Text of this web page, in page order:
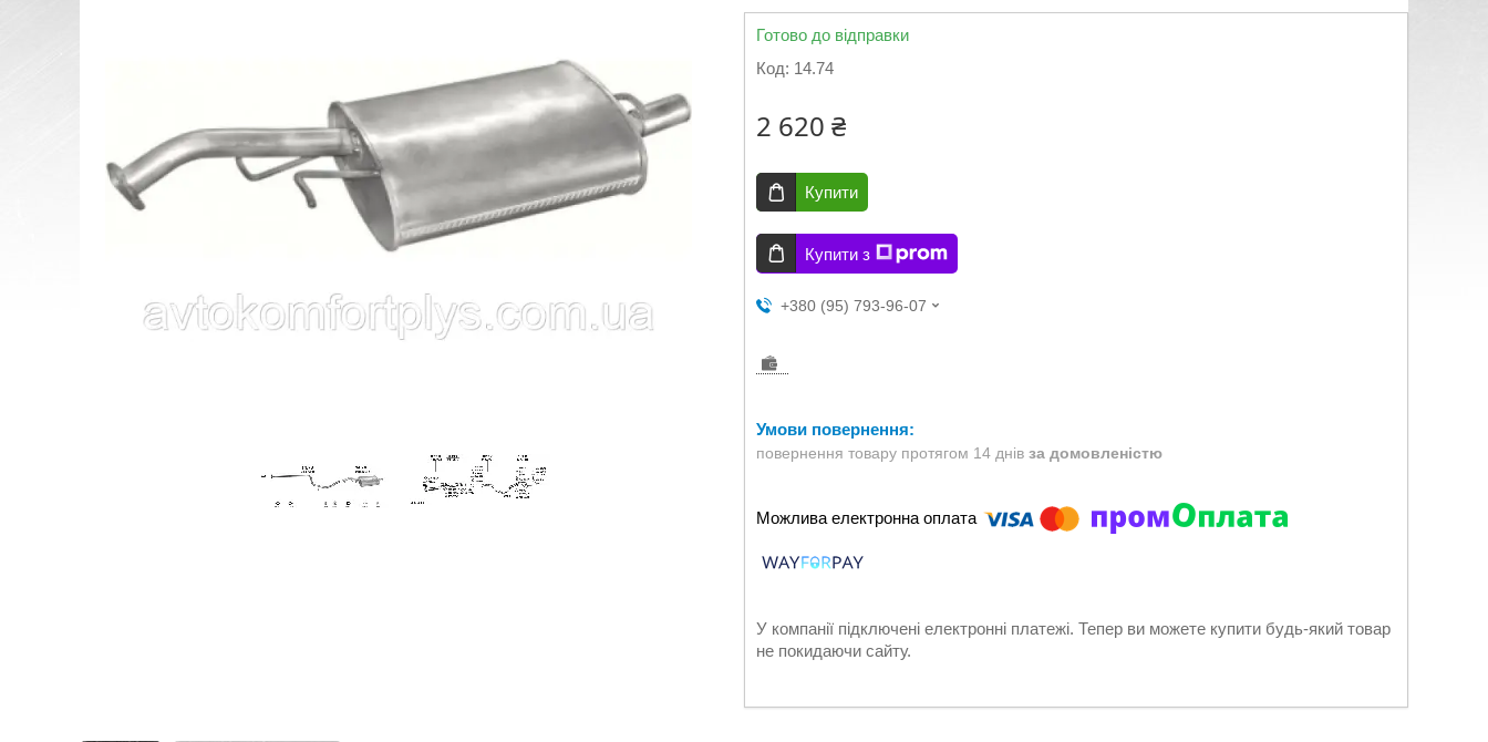
Готово до відправки
Код: 14.74
2 620 ₴
Купити
Купити з
+380 (95) 793-96-07
повернення товару протягом 14 днів за домовленістю
У компанії підключені електронні платежі. Тепер ви можете купити будь-який товар
не покидаючи сайту.